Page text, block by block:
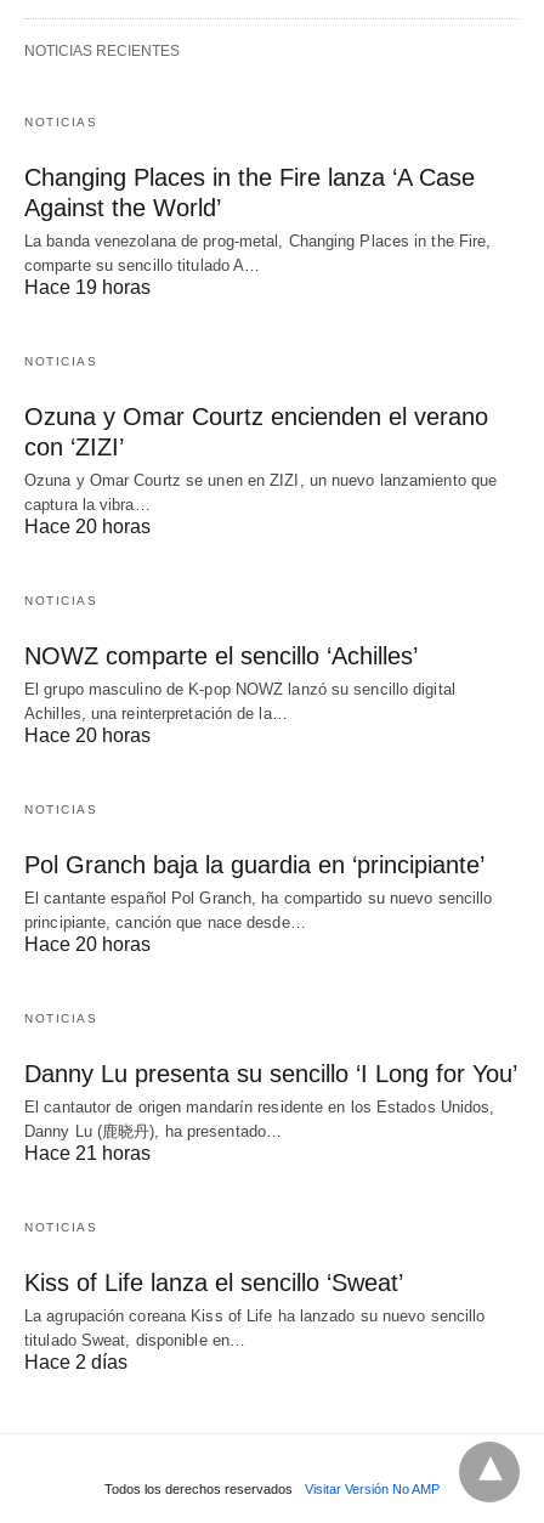
NOTICIAS RECIENTES
NOTICIAS
Changing Places in the Fire lanza ‘A Case
Against the World’
La banda venezolana de prog-metal, Changing Places in the Fire,
comparte su sencillo titulado A…
Hace 19 horas
NOTICIAS
Ozuna y Omar Courtz encienden el verano
con ‘ZIZI’
Ozuna y Omar Courtz se unen en ZIZI, un nuevo lanzamiento que
captura la vibra…
Hace 20 horas
NOTICIAS
NOWZ comparte el sencillo ‘Achilles’
El grupo masculino de K-pop NOWZ lanzó su sencillo digital
Achilles, una reinterpretación de la…
Hace 20 horas
NOTICIAS
Pol Granch baja la guardia en ‘principiante’
El cantante español Pol Granch, ha compartido su nuevo sencillo
principiante, canción que nace desde…
Hace 20 horas
NOTICIAS
Danny Lu presenta su sencillo ‘I Long for You’
El cantautor de origen mandarín residente en los Estados Unidos,
Danny Lu (鹿晓丹), ha presentado…
Hace 21 horas
NOTICIAS
Kiss of Life lanza el sencillo ‘Sweat’
La agrupación coreana Kiss of Life ha lanzado su nuevo sencillo
titulado Sweat, disponible en…
Hace 2 días
Todos los derechos reservados Visitar Versión No AMP